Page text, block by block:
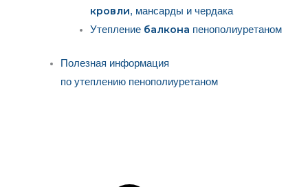
кровли, мансарды и чердака
Утепление балкона пенополиуретаном
Полезная информация
по утеплению пенополиуретаном